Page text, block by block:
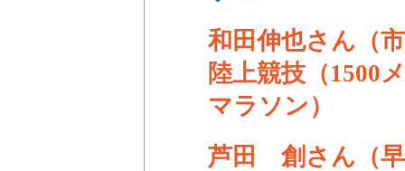
和田伸也さん（
陸上競技（1500
マラソン）
芦田 創さん（早